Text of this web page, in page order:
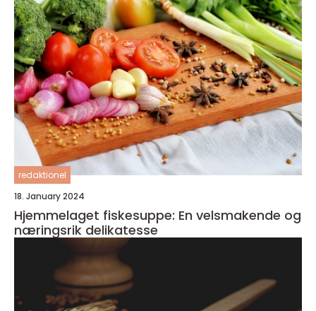
redaktionel
18. January 2024
Hjemmelaget fiskesuppe: En velsmakende og
næringsrik delikatesse